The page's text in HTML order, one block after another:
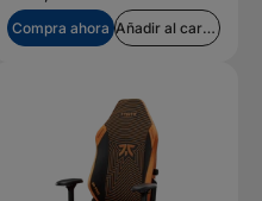
Compra ahora Añadir al carrito